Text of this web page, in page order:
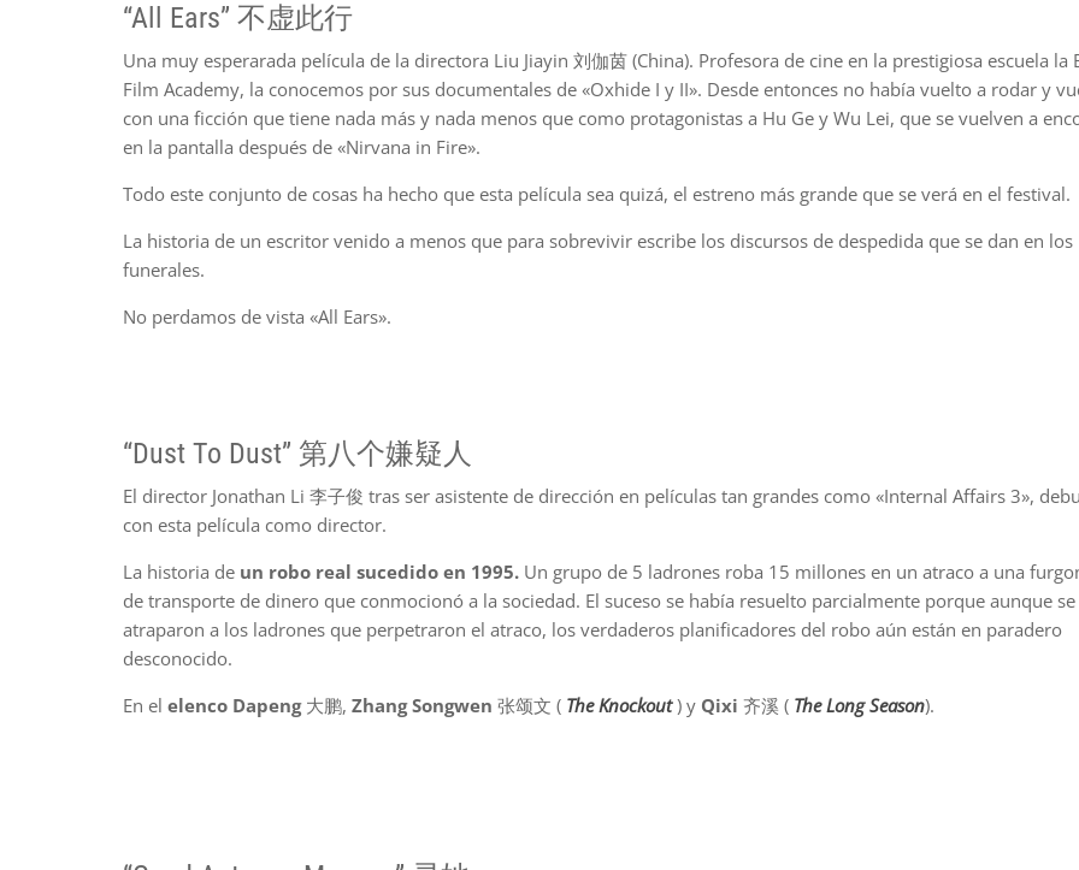
“All Ears” 不虚此行
Una muy esperarada película de la directora Liu Jiayin 刘伽茵 (China). Profesora de cine en la prestigiosa escuela la
Film Academy, la conocemos por sus documentales de «Oxhide I y II». Desde entonces no había vuelto a rodar y
con una ficción que tiene nada más y nada menos que como protagonistas a Hu Ge y Wu Lei, que se vuelven a
en la pantalla después de «Nirvana in Fire».
Todo este conjunto de cosas ha hecho que esta película sea quizá, el estreno más grande que se verá en el festival.
La historia de un escritor venido a menos que para sobrevivir escribe los discursos de despedida que se dan en los
funerales.
No perdamos de vista «All Ears».
“Dust To Dust” 第八个嫌疑人
El director Jonathan Li 李子俊 tras ser asistente de dirección en películas tan grandes como «Internal Affairs 3»,
con esta película como director.
La historia de un robo real sucedido en 1995. Un grupo de 5 ladrones roba 15 millones en un atraco a una
de transporte de dinero que conmocionó a la sociedad. El suceso se había resuelto parcialmente porque aunque se
atraparon a los ladrones que perpetraron el atraco, los verdaderos planificadores del robo aún están en paradero
desconocido.
En el elenco Dapeng 大鹏, Zhang Songwen 张颂文 ( The Knockout ) y Qixi 齐溪 ( The Long Season).